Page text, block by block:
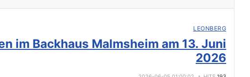
LEONBERG
im Backhaus Malmsheim am 13. Juni
2026